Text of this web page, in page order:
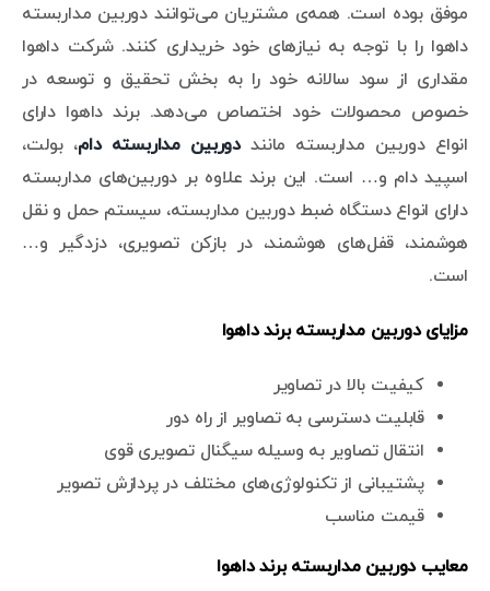
موفق بوده است. همه‌ی مشتریان می‌توانند دوربین مداربسته
داهوا را با توجه به نیازهای خود خریداری کنند. شرکت داهوا
مقداری از سود سالانه خود را به بخش تحقیق و توسعه در
خصوص محصولات خود اختصاص می‌دهد. برند داهوا دارای
انواع دوربین مداربسته ماننددوربین مداربسته دام، بولت،
اسپید دام و… است. این برند علاوه بر دوربین‌های مداربسته
دارای انواع دستگاه ضبط دوربین مداربسته، سیستم حمل و نقل
هوشمند، قفل‌های هوشمند، در بازکن تصویری، دزدگیر و…
است.
مزایای دوربین مداربسته برند داهوا
کیفیت بالا در تصاویر
قابلیت دسترسی به تصاویر از راه دور
انتقال تصاویر به وسیله سیگنال تصویری قوی
پشتیبانی از تکنولوژی‌های مختلف در پردازش تصویر
قیمت مناسب
معایب دوربین مداربسته برند داهوا